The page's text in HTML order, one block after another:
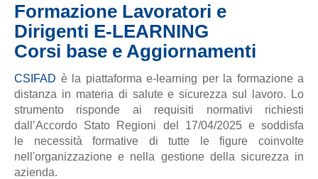
Formazione Lavoratori e
Dirigenti E-LEARNING
Corsi base e Aggiornamenti
CSIFAD è la piattaforma e-learning per la formazione a
distanza in materia di salute e sicurezza sul lavoro. Lo
strumento risponde ai requisiti normativi richiesti
dall’Accordo Stato Regioni del 17/04/2025 e soddisfa
le necessità formative di tutte le figure coinvolte
nell'organizzazione e nella gestione della sicurezza in
azienda.